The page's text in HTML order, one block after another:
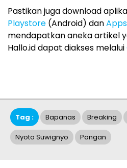
Pastikan juga download
Playstore (Android) dan
mendapatkan aneka artikel
Hallo.id dapat diakses melalui
Tag : Bapanas Breaking
Nyoto Suwignyo Pangan